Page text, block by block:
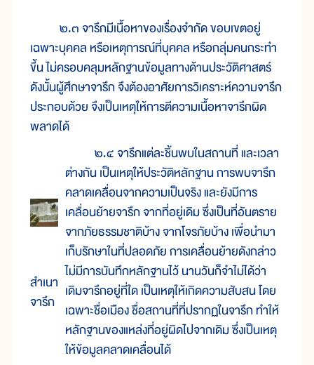
๒.๓ จารึกมีเนื้อหาของเรื่องจำกัด ขอบเขตอยู่
เฉพาะบุคคล หรือเหตุการณ์ที่บุคคล หรือกลุ่มคนกระทำ
ขึ้น ไม่ครอบคลุมหลักฐานข้อมูลทางด้านประวัติศาสตร์
ดังนั้นผู้ศึกษาจารึก จึงต้องอาศัยการวิเคราะห์ความจารึก
ประกอบด้วย จึงเป็นเหตุให้การตีความเนื้อหาจารึกผิด
พลาดได้
สำเนา
จารึก
๒.๔ จารึกแต่ละชิ้นพบในสถานที่ และเวลา
ต่างกัน เป็นเหตุให้ประวัติหลักฐาน การพบจารึก
คลาดเคลื่อนจากความเป็นจริง และยังมีการ
เคลื่อนย้ายจารึก จากที่อยู่เดิม ซึ่งเป็นที่อันตราย
จากภัยธรรมชาติบ้าง จากโจรภัยบ้าง เพื่อนำมา
เก็บรักษาในที่ปลอดภัย การเคลื่อนย้ายดังกล่าว
ไม่มีการบันทึกหลักฐานไว้ นานวันก็จำไม่ได้ว่า
เดิมจารึกอยู่ที่ใด เป็นเหตุให้เกิดความสับสน โดย
เฉพาะชื่อเมือง ชื่อสถานที่ที่ปรากฏในจารึก ทำให้
หลักฐานของแหล่งที่อยู่ผิดไปจากเดิม ซึ่งเป็นเหตุ
ให้ข้อมูลคลาดเคลื่อนได้